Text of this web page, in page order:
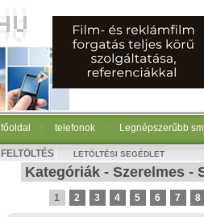
főoldal telefonok Legnépszerűbb
FELTÖLTÉS LETÖLTÉSI SEGÉDLET
Kategóriák - Szerelmes -
1 2 3 4 5 6 7 8